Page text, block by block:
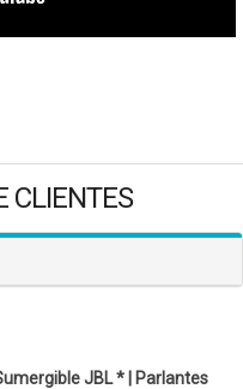
CLIENTES
JBL *| Parlantes